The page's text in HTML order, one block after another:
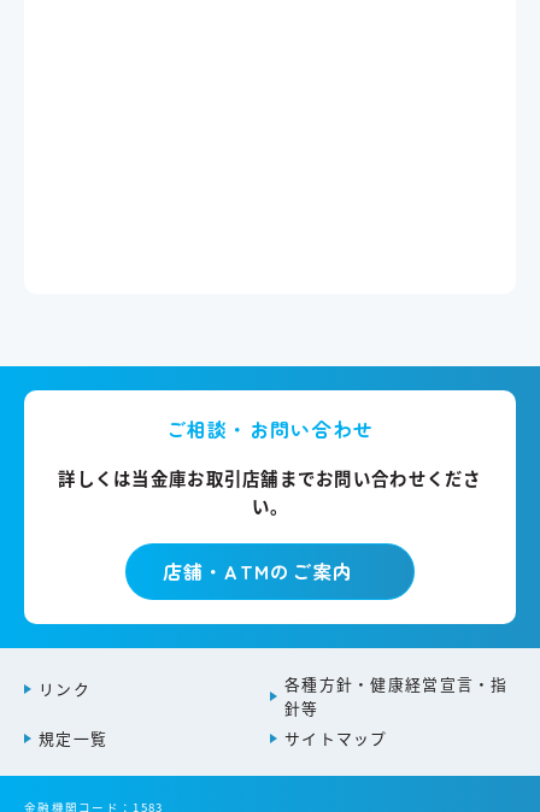
ご相談・お問い合わせ
詳しくは当金庫お取引店舗までお問い合わせくださ
い。
店舗・ATMのご案内
リンク
各種方針・健康経営宣言・指
針等
規定一覧
サイトマップ
金融機関コード：1583